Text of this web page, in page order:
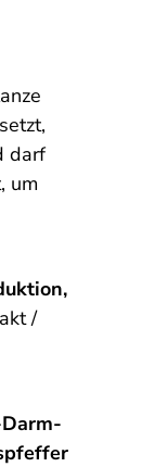
darf
um
/